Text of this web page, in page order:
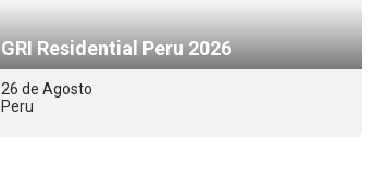
GRI Residential Peru 2026
26 de Agosto
Peru